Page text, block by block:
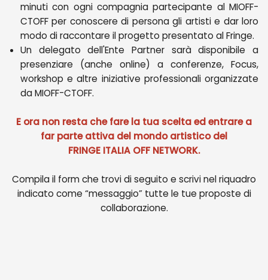
minuti con ogni compagnia partecipante al MIOFF-
CTOFF per conoscere di persona gli artisti e dar loro
modo di raccontare il progetto presentato al Fringe.
Un delegato dell'Ente Partner sarà disponibile a
presenziare (anche online) a conferenze, Focus,
workshop e altre iniziative professionali organizzate
da MIOFF-CTOFF.
E ora non resta che fare la tua scelta ed entrare a
far parte attiva del mondo artistico del
FRINGE ITALIA OFF NETWORK.
Compila il form che trovi di seguito e scrivi nel riquadro
indicato come “messaggio” tutte le tue proposte di
collaborazione.